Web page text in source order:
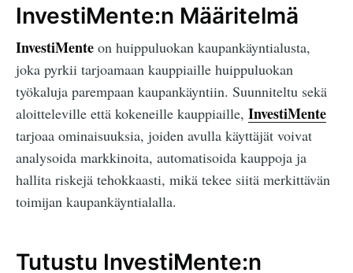
InvestiMente:n Määritelmä
InvestiMente on huippuluokan kaupankäyntialusta,
joka pyrkii tarjoamaan kauppiaille huippuluokan
työkaluja parempaan kaupankäyntiin. Suunniteltu sekä
aloitteleville että kokeneille kauppiaille, InvestiMente
tarjoaa ominaisuuksia, joiden avulla käyttäjät voivat
analysoida markkinoita, automatisoida kauppoja ja
hallita riskejä tehokkaasti, mikä tekee siitä merkittävän
toimijan kaupankäyntialalla.
Tutustu InvestiMente:n